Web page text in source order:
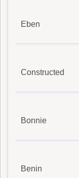
Eben
Constructed
Bonnie
Benin